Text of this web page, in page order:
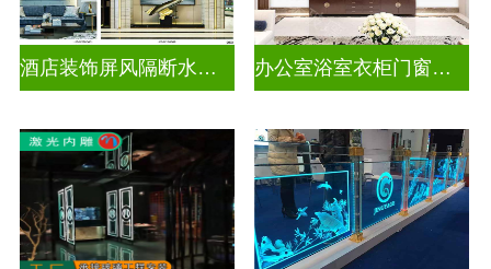
酒店装饰屏风隔断水墨山水画玻璃 办公室浴室衣柜门窗户山水画玻璃